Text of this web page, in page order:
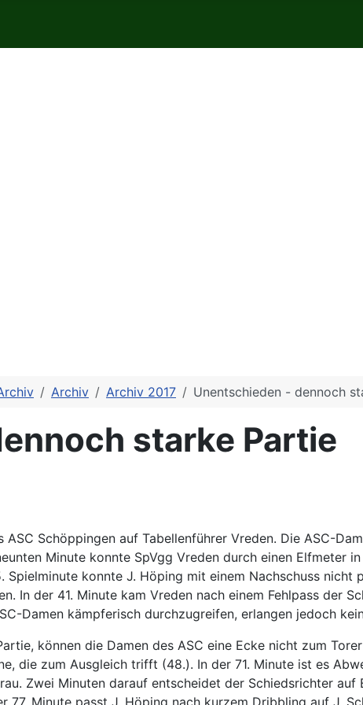
Archiv Archiv 2017 Unentschieden - dennoch
starke Partie
Schöppingen auf Tabellenführer Vreden. Die ASC-
Minute konnte SpVgg Vreden durch einen Elfmeter
konnte J. Höping mit einem Nachschuss
In der 41. Minute kam Vreden nach einem Fehlpass der
Damen kämpferisch durchzugreifen, erlangen jedoch
können die Damen des ASC eine Ecke nicht zum
die zum Ausgleich trifft (48.). In der 71. Minute ist es
Zwei Minuten darauf entscheidet der Schiedsrichter
77. Minute passt J. Höping nach kurzem Dribbling auf J.